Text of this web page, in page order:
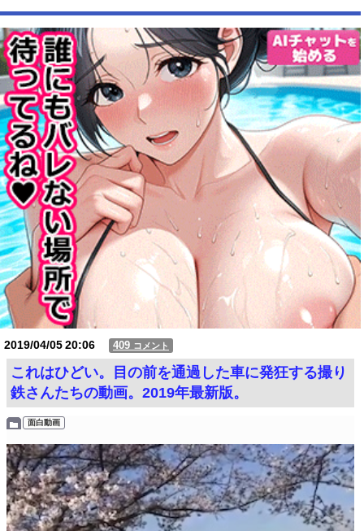
【動画】USJの禁止エリアに子どもたちが続々乱入 → スタッフが注意し
ても止まらない事態に
Powered by livedoor 相互RSS
2019/04/0520:06 409 コメント
これはひどい。目の前を通過した車に発狂する撮り
鉄さんたちの動画。2019年最新版。
面白動画